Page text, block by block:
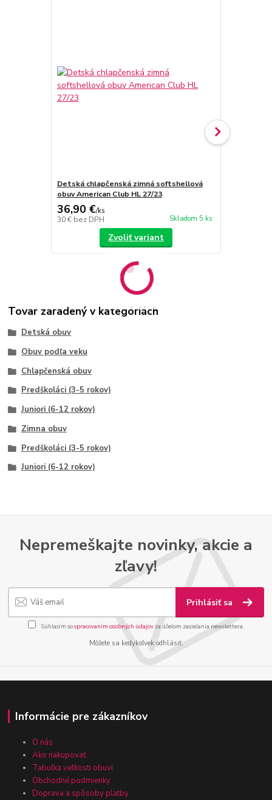
Detská chlapčenská zimná softshellová
obuv American Club HL 27/23
36,90 €/ks
30 € bez DPH Skladom 5 ks
Zvoliť variant
Tovar zaradený v kategóriách
Detská obuv
Obuv podľa veku
Chlapčenská obuv
Predškoláci (3-5 rokov)
Juniori (6-12 rokov)
Zimna obuv
Predškoláci (3-5 rokov)
Juniori (6-12 rokov)
Nepremeškajte novinky, akcie a
zľavy!
Prihlásiť sa
Súhlasím sospracovaním osobných údajov za účelom zasielania newslettera.
Môžete sa kedykoľvek odhlásiť.
Informácie pre zákazníkov
O nás
Ako nakupovať
Tabuľka veľkosti obuvi
Obchodné podmienky
Doprava a spôsoby platby